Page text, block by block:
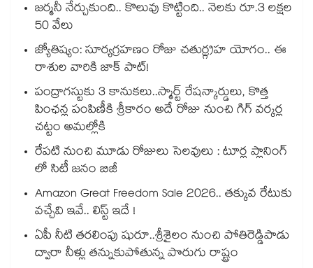
జర్మనీ నేర్చుకుంది.. కొలువు కొట్టింది.. నెలకు రూ.3 లక్షల
50 వేలు
జ్యోతిష్యం: సూర్యగ్రహణం రోజు చతుర్గ్రహ యోగం.. ఈ
రాశుల వారికి జాక్ పాట్!
పంద్రాగస్టుకు 3 కానుకలు..స్మార్ట్ రేషన్కార్డులు, కొత్త
పింఛన్ల పంపిణీకి శ్రీకారం అదే రోజు నుంచి గిగ్ వర్కర్ల
చట్టం అమల్లోకి
రేపటి నుంచి మూడు రోజులు సెలవులు : టూర్ల ప్లానింగ్
లో సిటీ జనం బిజీ
Amazon Great Freedom Sale 2026.. తక్కువ రేటుకు
వచ్చేవి ఇవే.. లిస్ట్ ఇదే !
ఏపీ నీటి తరలింపు షురూ..శ్రీశైలం నుంచి పోతిరెడ్డిపాడు
ద్వారా నీళ్లు తన్నుకుపోతున్న పొరుగు రాష్ట్రం